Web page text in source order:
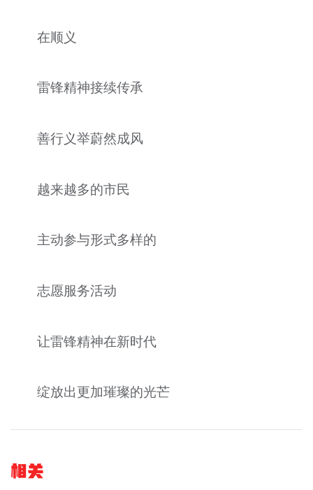
在顺义
雷锋精神接续传承
善行义举蔚然成风
越来越多的市民
主动参与形式多样的
志愿服务活动
让雷锋精神在新时代
绽放出更加璀璨的光芒
相关